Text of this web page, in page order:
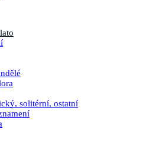
solitérní, ostatní